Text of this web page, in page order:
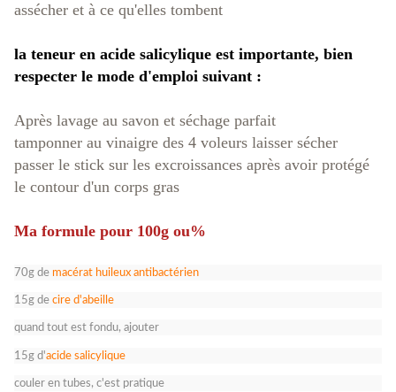
assécher et à ce qu'elles tombent
la teneur en acide salicylique est importante, bien
respecter le mode d'emploi suivant :
Après lavage au savon et séchage parfait
tamponner au vinaigre des 4 voleurs laisser sécher
passer le stick sur les excroissances après avoir protégé
le contour d'un corps gras
Ma formule pour 100g ou%
70g de macérat huileux antibactérien
15g de cire d'abeille
quand tout est fondu, ajouter
15g d'acide salicylique
couler en tubes, c'est pratique